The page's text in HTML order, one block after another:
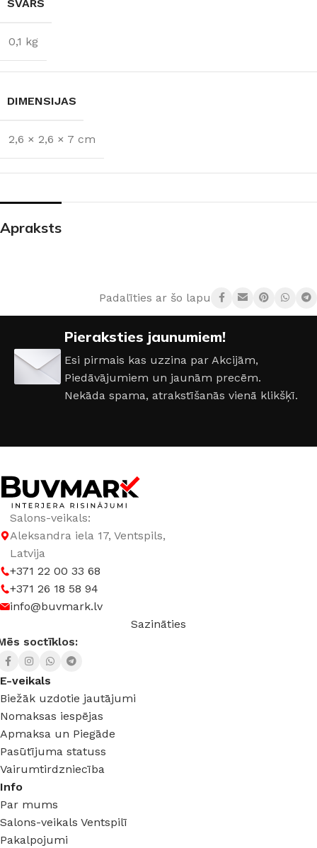
SVARS
0,1 kg
DIMENSIJAS
2,6 × 2,6 × 7 cm
Apraksts
Padalīties ar šo lapu:
Pieraksties jaunumiem!
Esi pirmais kas uzzina par Akcijām,
Piedāvājumiem un jaunām precēm.
Nekāda spama, atrakstīšanās vienā klikšķī.
Salons-veikals:
Aleksandra iela 17, Ventspils,
Latvija
+371 22 00 33 68
+371 26 18 58 94
info@buvmark.lv
Sazināties
soctīklos:
E-veikals
Biežāk uzdotie jautājumi
Nomaksas iespējas
Apmaksa un Piegāde
Pasūtījuma statuss
Vairumtirdzniecība
Info
Par mums
Salons-veikals Ventspilī
Pakalpojumi